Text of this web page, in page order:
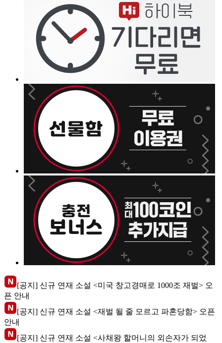
[공지] 신규 연재 소설 <미국 창고경매로 1000조 재벌> 오
픈 안내
[공지] 신규 연재 소설 <재벌 될 줄 모르고 파혼당함> 오픈
안내
[공지] 신규 연재 소설 <사채왕 할머니의 외손자가 되었